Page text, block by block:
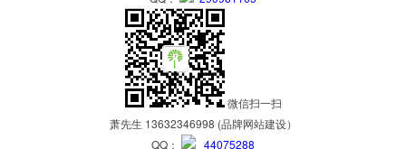
微信扫一扫
萧先生 13632346998 (品牌网站建设）
QQ：
44075288